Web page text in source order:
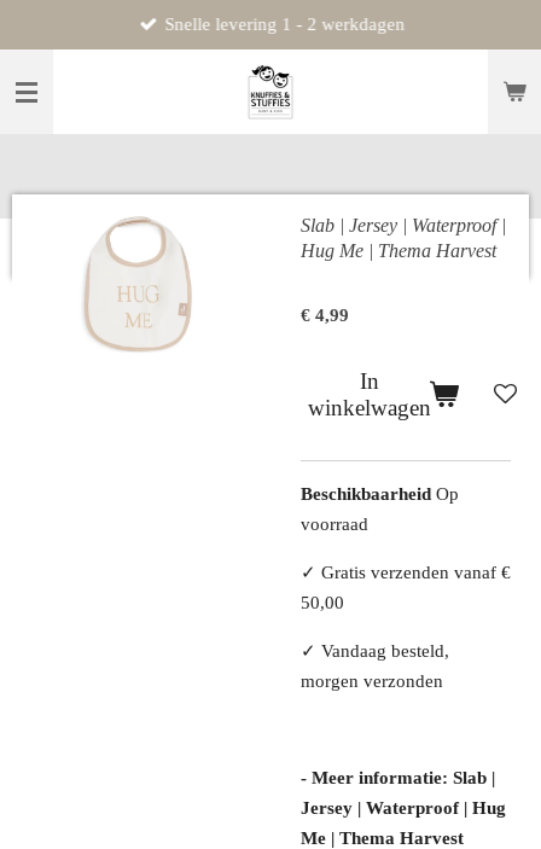
direct
naar
Snelle levering 1 - 2 werkdagen
Slab | Jersey | Waterproof |
Hug Me | Thema Harvest
€ 4,99
In
winkelwagen
Beschikbaarheid Op
voorraad
✓ Gratis verzenden vanaf €
50,00
✓ Vandaag besteld,
morgen verzonden
- Meer informatie: Slab |
Jersey | Waterproof | Hug
Me | Thema Harvest